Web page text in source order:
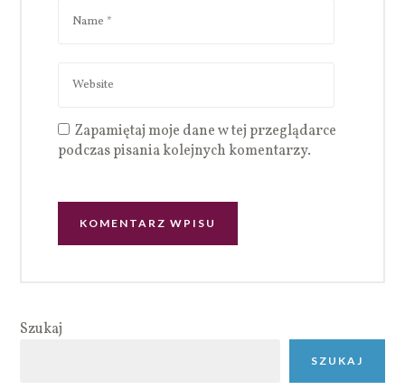
Zapamiętaj moje dane w tej przeglądarce
podczas pisania kolejnych komentarzy.
Szukaj
SZUKAJ